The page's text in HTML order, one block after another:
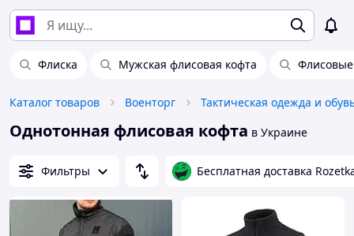
Флиска Мужская флисовая кофта
Каталог товаров Военторг Тактическая одежда и
Однотонная флисовая кофта в Украине
Фильтры Бесплатная доставка